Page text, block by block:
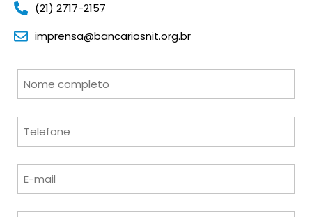
(21) 2717-2157
imprensa@bancariosnit.org.br